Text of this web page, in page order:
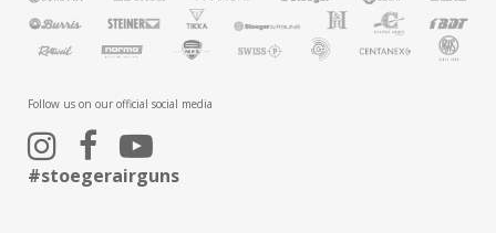
Follow us on our official social media
#stoegerairguns